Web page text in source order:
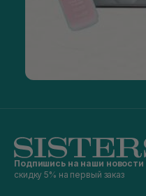
Подпишись на наши новости
скидку 5% на первый заказ